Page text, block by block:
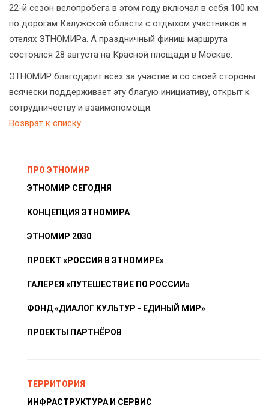
22-й сезон велопробега в этом году включал в себя 100 км
по дорогам Калужской области с отдыхом участников в
отелях ЭТНОМИРа. А праздничный финиш маршрута
состоялся 28 августа на Красной площади в Москве.
ЭТНОМИР благодарит всех за участие и со своей стороны
всячески поддерживает эту благую инициативу, открыт к
сотрудничеству и взаимопомощи.
Возврат к списку
ПРО ЭТНОМИР
ЭТНОМИР СЕГОДНЯ
КОНЦЕПЦИЯ ЭТНОМИРА
ЭТНОМИР 2030
ПРОЕКТ «РОССИЯ В ЭТНОМИРЕ»
ГАЛЕРЕЯ «ПУТЕШЕСТВИЕ ПО РОССИИ»
ФОНД «ДИАЛОГ КУЛЬТУР - ЕДИНЫЙ МИР»
ПРОЕКТЫ ПАРТНЁРОВ
ТЕРРИТОРИЯ
ИНФРАСТРУКТУРА И СЕРВИС